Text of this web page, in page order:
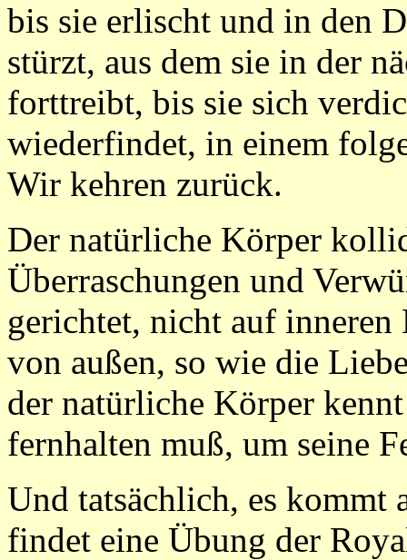
bis sie erlischt und in den
stürzt, aus dem sie in der
forttreibt, bis sie sich
wiederfindet, in einem
Wir kehren zurück.
Der natürliche Körper
Überraschungen und
gerichtet, nicht auf
von außen, so wie die
der natürliche Körper
fernhalten muß, um seine
Und tatsächlich, es kommt
findet eine Übung der